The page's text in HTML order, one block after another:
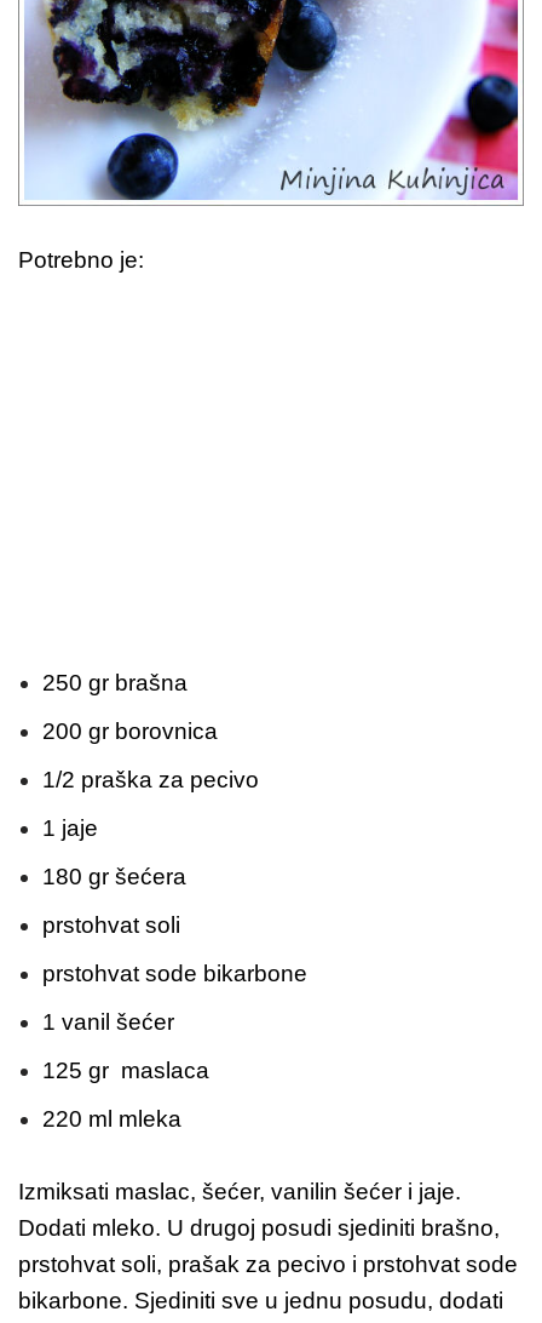
Potrebno je:
250 gr brašna
200 gr borovnica
1/2 praška za pecivo
1 jaje
180 gr šećera
prstohvat soli
prstohvat sode bikarbone
1 vanil šećer
125 gr maslaca
220 ml mleka
Izmiksati maslac, šećer, vanilin šećer i jaje.
Dodati mleko. U drugoj posudi sjediniti brašno,
prstohvat soli, prašak za pecivo i prstohvat sode
bikarbone. Sjediniti sve u jednu posudu, dodati